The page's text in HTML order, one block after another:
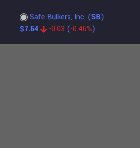
Safe Bulkers, Inc. (SB)
$7.64 -0.03 (-0.46%)